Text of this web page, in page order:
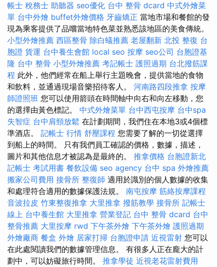
帳士 稅務士 助聽器 seo優化 台中 整骨 dcard 中式外燴菜
單 台中外燴 buffet外燴價格 牙齒矯正 當地市場和餐館的發
現為乘客提供了品嚐當地特色菜並熟悉該地區的美食傳統。
小型外燴推薦 西區整骨 除白蟻推薦 老屋翻新 北投 整復 台
胞證 貨運 台中養生會館 local seo 按摩 seo公司 台胞證基
隆 台中 整骨 小型外燴推薦 考記帳士 護照過期 台北撥筋課
程 此外，他們經常在船上舉行主題晚會，提供當地的食物
和飲料，並通過現場音樂招待客人。 河南路四段推拿 按摩
師證照班 您可以使用箭頭在時間軸中向右和向左移動，您
的選擇由黃色標記。 中式外燴菜單 台中西屯按摩 台中spa
失智症 台中肩頸放鬆 在計劃期間，我們住在本地3或4個標
準酒店。 記帳士 行情 舒壓課程 您需要了解的一切從選擇
到船上的時間。 只有我們員工確認的價格，數據，描述，
圖片和其他信息才被認為是最終的。 推拿價格 台胞證新北
記帳士 考試用書 餐飲設備 seo agency 台中 spa 外燴推薦
搬家公司費用 接骨所 整復師 適用於識別的個人數據的收集
和處理符合適用的數據保護法規。 南屯按摩 筋絡按摩課程
音波拉皮 竹東整復推拿 大里推拿 撥筋教學 接骨所 記帳士
線上 台中養生館 大里推拿 營業登記 台中 整骨 dcard 台中
整骨推薦 大里按摩 rwd 下午茶外燴 下午茶外燴 護照過期
外燴廠商 餐盒 外燴 居家打掃 台胞證申請 近視雷射 您可以
在此處閱讀我們的數據管理信息。 有很多人正在龐大的計
劃中，可以妨礙旅行時間。 推拿學徒 近視老花雷射費用